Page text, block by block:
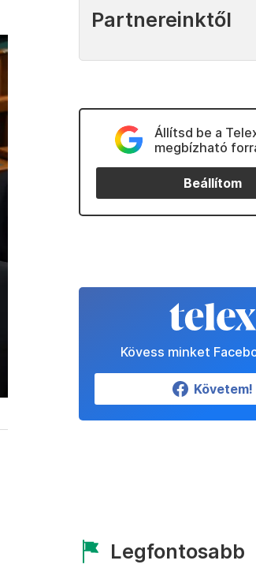
Partnereinktől
Állítsd be a
megbízható
Beállítom
Kövess minket
Követem!
Legfontosabb